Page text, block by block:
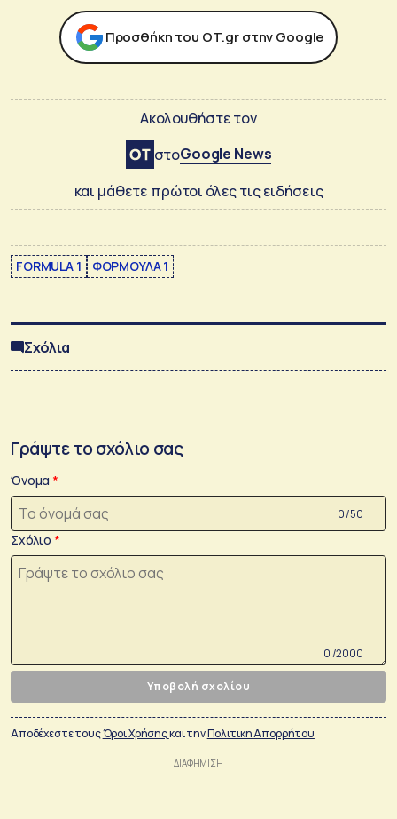
Προσθήκη του ΟΤ.gr στην Google
Ακολουθήστε τον
στοGoogle News
και μάθετε πρώτοι όλες τις ειδήσεις
FORMULA 1 ΦΟΡΜΟΥΛΑ 1
Σχόλια
Γράψτε το σχόλιο σας
Όνομα
0 /50
Σχόλιο
0 /2000
Υποβολή σχολίου
Αποδέχεστε τουςΌροι Χρήσηςκαι τηνΠολιτικη Απορρήτου